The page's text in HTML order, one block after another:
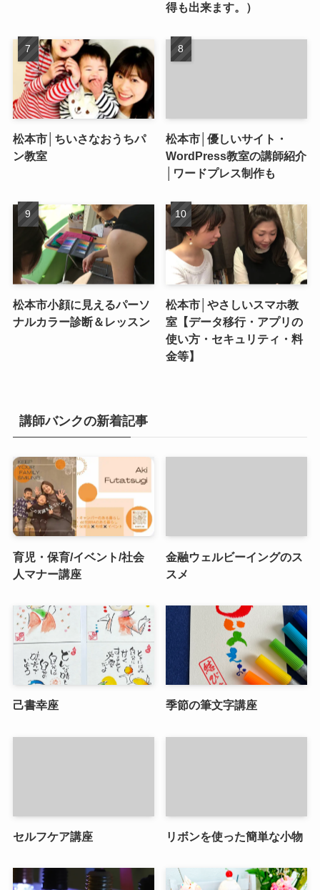
得も出来ます。）
松本市│ちいさなおうちパ
ン教室
松本市│優しいサイト・
WordPress教室の講師紹介
│ワードプレス制作も
松本市小顔に見えるパーソ
ナルカラー診断＆レッスン
松本市│やさしいスマホ教
室【データ移行・アプリの
使い方・セキュリティ・料
金等】
講師バンクの新着記事
育児・保育/イベント/社会
人マナー講座
金融ウェルビーイングのス
スメ
己書幸座 季節の筆文字講座
セルフケア講座 リボンを使った簡単な小物